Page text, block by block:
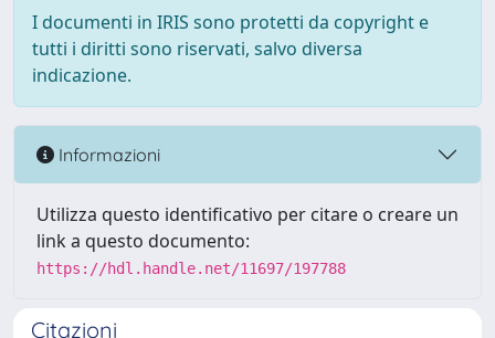
I documenti in IRIS sono protetti da copyright e
tutti i diritti sono riservati, salvo diversa
indicazione.
Informazioni
Utilizza questo identificativo per citare o creare un
link a questo documento:
https://hdl.handle.net/11697/197788
Citazioni